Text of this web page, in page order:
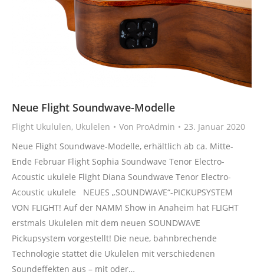
Neue Flight Soundwave-Modelle
Flight Ukululen, Ukulelen Von ProAdmin
23. Januar 2020
Neue Flight Soundwave-Modelle, erhältlich ab ca. Mitte-
Ende Februar Flight Sophia Soundwave Tenor Electro-
Acoustic ukulele Flight Diana Soundwave Tenor Electro-
Acoustic ukulele NEUES „SOUNDWAVE“-PICKUPSYSTEM
VON FLIGHT! Auf der NAMM Show in Anaheim hat FLIGHT
erstmals Ukulelen mit dem neuen SOUNDWAVE
Pickupsystem vorgestellt! Die neue, bahnbrechende
Technologie stattet die Ukulelen mit verschiedenen
Soundeffekten aus – mit oder…